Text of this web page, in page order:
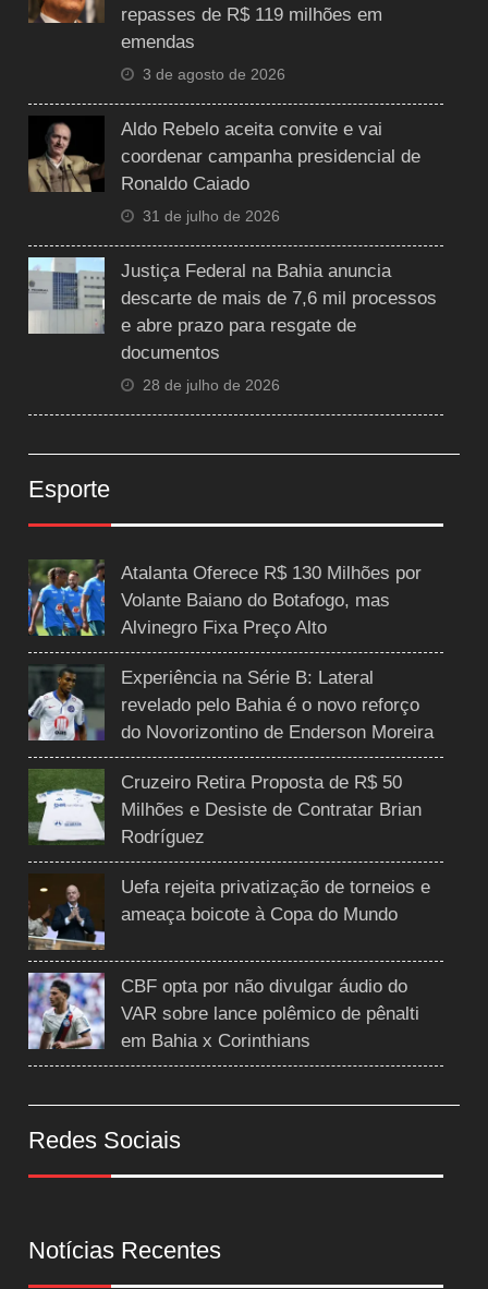
repasses de R$ 119 milhões em
emendas
3 de agosto de 2026
Aldo Rebelo aceita convite e vai
coordenar campanha presidencial de
Ronaldo Caiado
31 de julho de 2026
Justiça Federal na Bahia anuncia
descarte de mais de 7,6 mil processos
e abre prazo para resgate de
documentos
28 de julho de 2026
Esporte
Atalanta Oferece R$ 130 Milhões por
Volante Baiano do Botafogo, mas
Alvinegro Fixa Preço Alto
Experiência na Série B: Lateral
revelado pelo Bahia é o novo reforço
do Novorizontino de Enderson Moreira
Cruzeiro Retira Proposta de R$ 50
Milhões e Desiste de Contratar Brian
Rodríguez
Uefa rejeita privatização de torneios e
ameaça boicote à Copa do Mundo
CBF opta por não divulgar áudio do
VAR sobre lance polêmico de pênalti
em Bahia x Corinthians
Redes Sociais
Notícias Recentes